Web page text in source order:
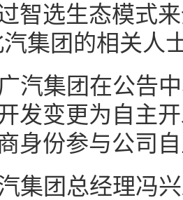
智选生态模式
汽集团的相关人
汽集团在公告
发变更为自主
身份参与公司
集团总经理冯